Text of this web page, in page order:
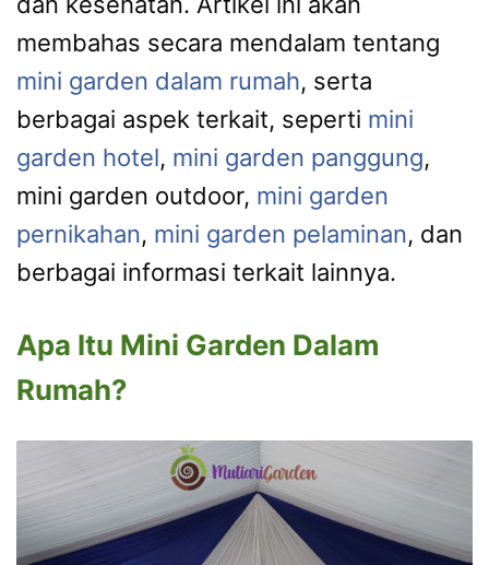
membahas secara mendalam tentang
mini garden dalam rumah, serta
berbagai aspek terkait, seperti mini
garden hotel, mini garden panggung,
mini garden outdoor, mini garden
pernikahan, mini garden pelaminan, dan
berbagai informasi terkait lainnya.
Apa Itu Mini Garden Dalam
Rumah?